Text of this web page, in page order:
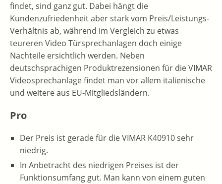
findet, sind ganz gut. Dabei hängt die
Kundenzufriedenheit aber stark vom Preis/Leistungs-
Verhältnis ab, während im Vergleich zu etwas
teureren Video Türsprechanlagen doch einige
Nachteile ersichtlich werden. Neben
deutschsprachigen Produktrezensionen für die VIMAR
Videosprechanlage findet man vor allem italienische
und weitere aus EU-Mitgliedsländern.
Pro
Der Preis ist gerade für die VIMAR K40910 sehr
niedrig.
In Anbetracht des niedrigen Preises ist der
Funktionsumfang gut. Man kann von einem guten